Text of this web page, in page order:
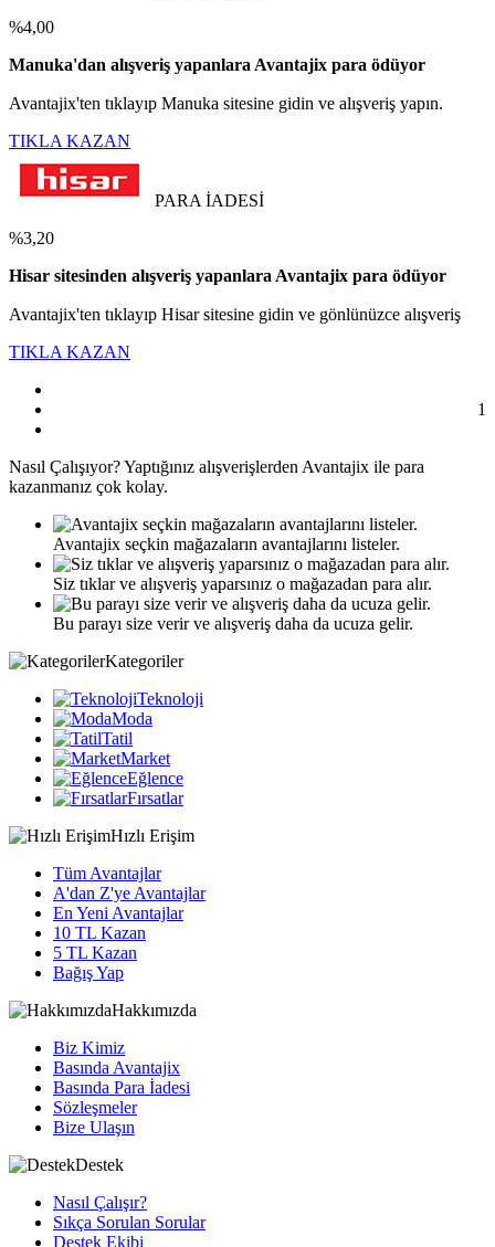
%4,00
Manuka'dan alışveriş yapanlara Avantajix para ödüyor
Avantajix'ten tıklayıp Manuka sitesine gidin ve alışveriş yapın.
TIKLA KAZAN
PARA İADESİ
%3,20
Hisar sitesinden alışveriş yapanlara Avantajix para ödüyor
Avantajix'ten tıklayıp Hisar sitesine gidin ve gönlünüzce alışveriş
TIKLA KAZAN
1
Nasıl Çalışıyor?Yaptığınız alışverişlerden Avantajix ile para
kazanmanız çok kolay.
Avantajix seçkin mağazaların avantajlarını listeler.
Siz tıklar ve alışveriş yaparsınız o mağazadan para alır.
Bu parayı size verir ve alışveriş daha da ucuza gelir.
Kategoriler
Teknoloji
Moda
Tatil
Market
Eğlence
Fırsatlar
Hızlı Erişim
Tüm Avantajlar
A'dan Z'ye Avantajlar
En Yeni Avantajlar
10 TL Kazan
5 TL Kazan
Bağış Yap
Hakkımızda
Biz Kimiz
Basında Avantajix
Basında Para İadesi
Sözleşmeler
Bize Ulaşın
Destek
Nasıl Çalışır?
Sıkça Sorulan Sorular
Destek Ekibi